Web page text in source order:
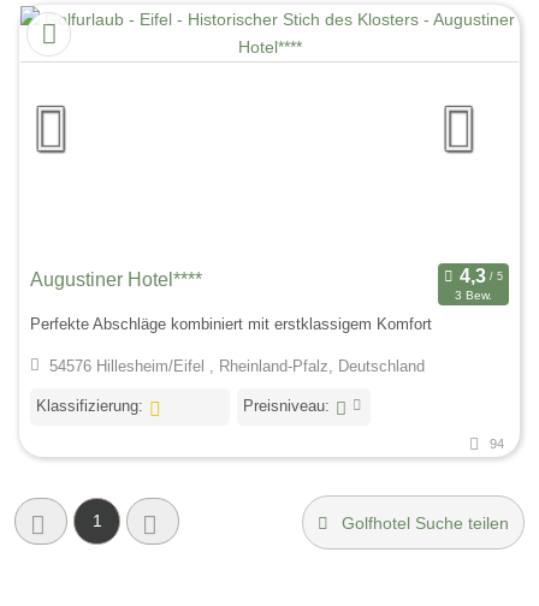
Augustiner Hotel****
3 Bew.
Perfekte Abschläge kombiniert mit erstklassigem Komfort
54576 Hillesheim/Eifel , Rheinland-Pfalz, Deutschland
Klassifizierung: Preisniveau:
94
1 Golfhotel Suche teilen